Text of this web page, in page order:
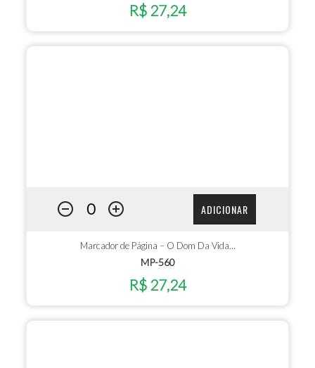
R$ 27,24
ADICIONAR
Marcador de Página – O Dom Da Vida…
MP-560
R$ 27,24